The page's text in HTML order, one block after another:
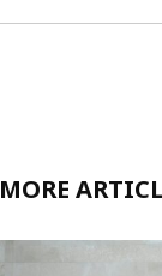
MORE